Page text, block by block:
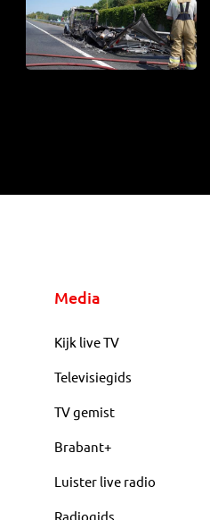
Media
Kijk live TV
Televisiegids
TV gemist
Brabant+
Luister live radio
Radiogids